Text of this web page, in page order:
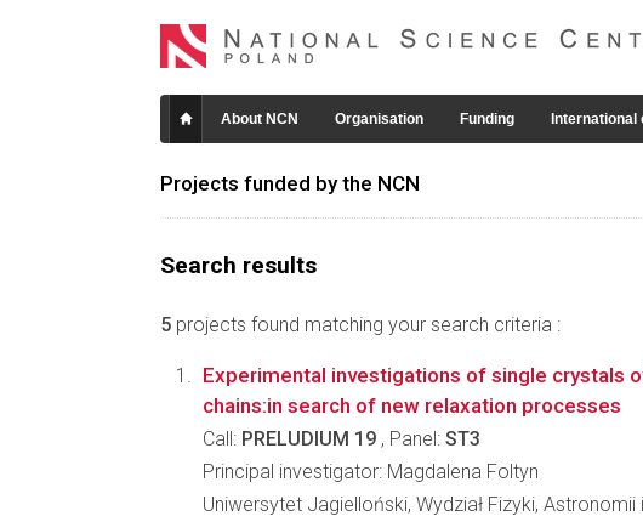
About NCN Organisation Funding
Projects funded by the NCN
Search results
5 projects found matching your search criteria :
Experimental investigations of single crystals
chains:in search of new relaxation processes
Call: PRELUDIUM 19 , Panel: ST3
Principal investigator: Magdalena Foltyn
Uniwersytet Jagielloński, Wydział Fizyki, Astronomii i